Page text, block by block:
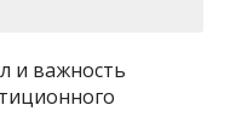
и важность